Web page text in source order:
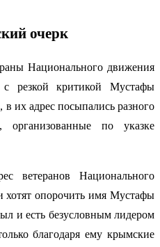
очерк
Национального движения
резкой критикой Мустафы
в их адрес посыпались разного
по указке
ветеранов Национального
хотят опорочить имя Мустафы
и есть безусловным лидером
благодаря ему крымские